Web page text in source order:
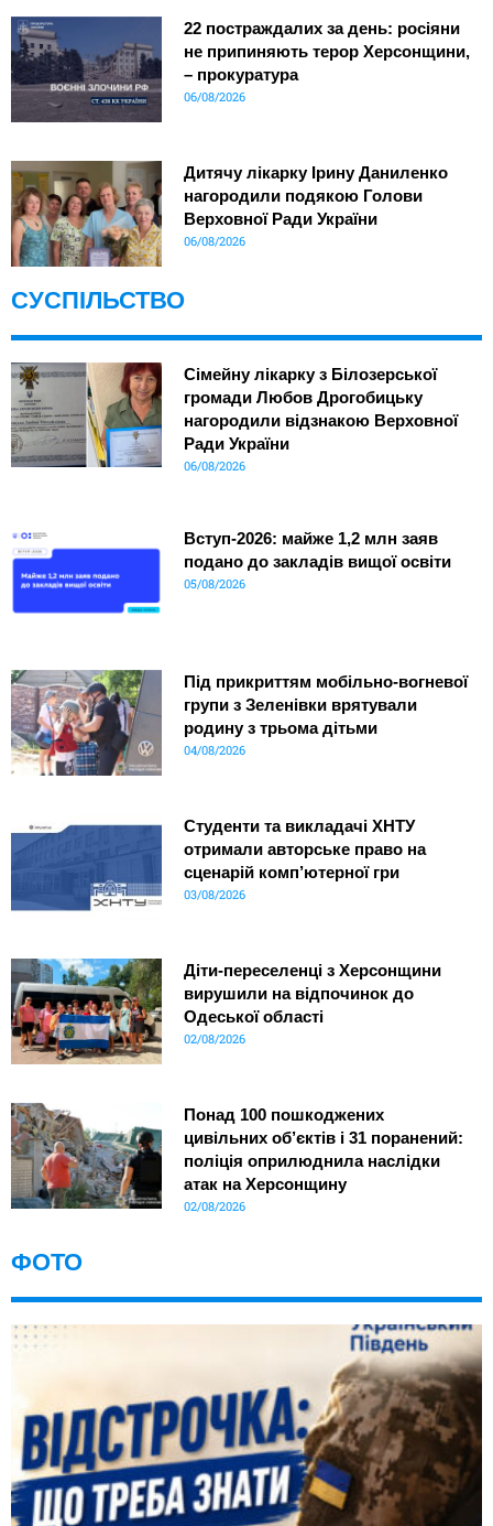
22 постраждалих за день: росіяни
не припиняють терор Херсонщини,
– прокуратура
06/08/2026
Дитячу лікарку Ірину Даниленко
нагородили подякою Голови
Верховної Ради України
06/08/2026
СУСПІЛЬСТВО
Сімейну лікарку з Білозерської
громади Любов Дрогобицьку
нагородили відзнакою Верховної
Ради України
06/08/2026
Вступ-2026: майже 1,2 млн заяв
подано до закладів вищої освіти
05/08/2026
Під прикриттям мобільно-вогневої
групи з Зеленівки врятували
родину з трьома дітьми
04/08/2026
Студенти та викладачі ХНТУ
отримали авторське право на
сценарій комп’ютерної гри
03/08/2026
Діти-переселенці з Херсонщини
вирушили на відпочинок до
Одеської області
02/08/2026
Понад 100 пошкоджених
цивільних об’єктів і 31 поранений:
поліція оприлюднила наслідки
атак на Херсонщину
02/08/2026
ФОТО